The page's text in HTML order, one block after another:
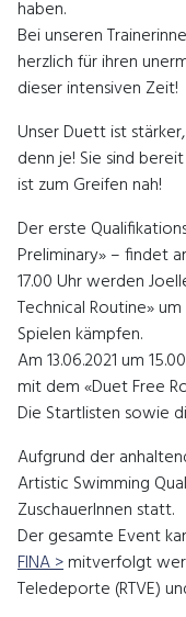
haben.
Bei unseren
herzlich für ihren
dieser intensiven Zeit!
Unser Duett ist
denn je! Sie sind
ist zum Greifen nah!
Der erste
Preliminary» – findet
17.00 Uhr werden
Technical Routine»
Spielen kämpfen.
Am 13.06.2021 um
mit dem «Duet Free
Die Startlisten sowie
Aufgrund der
Artistic Swimming
ZuschauerInnen statt.
Der gesamte Event
FINA >mitverfolgt
Teledeporte (RTVE)